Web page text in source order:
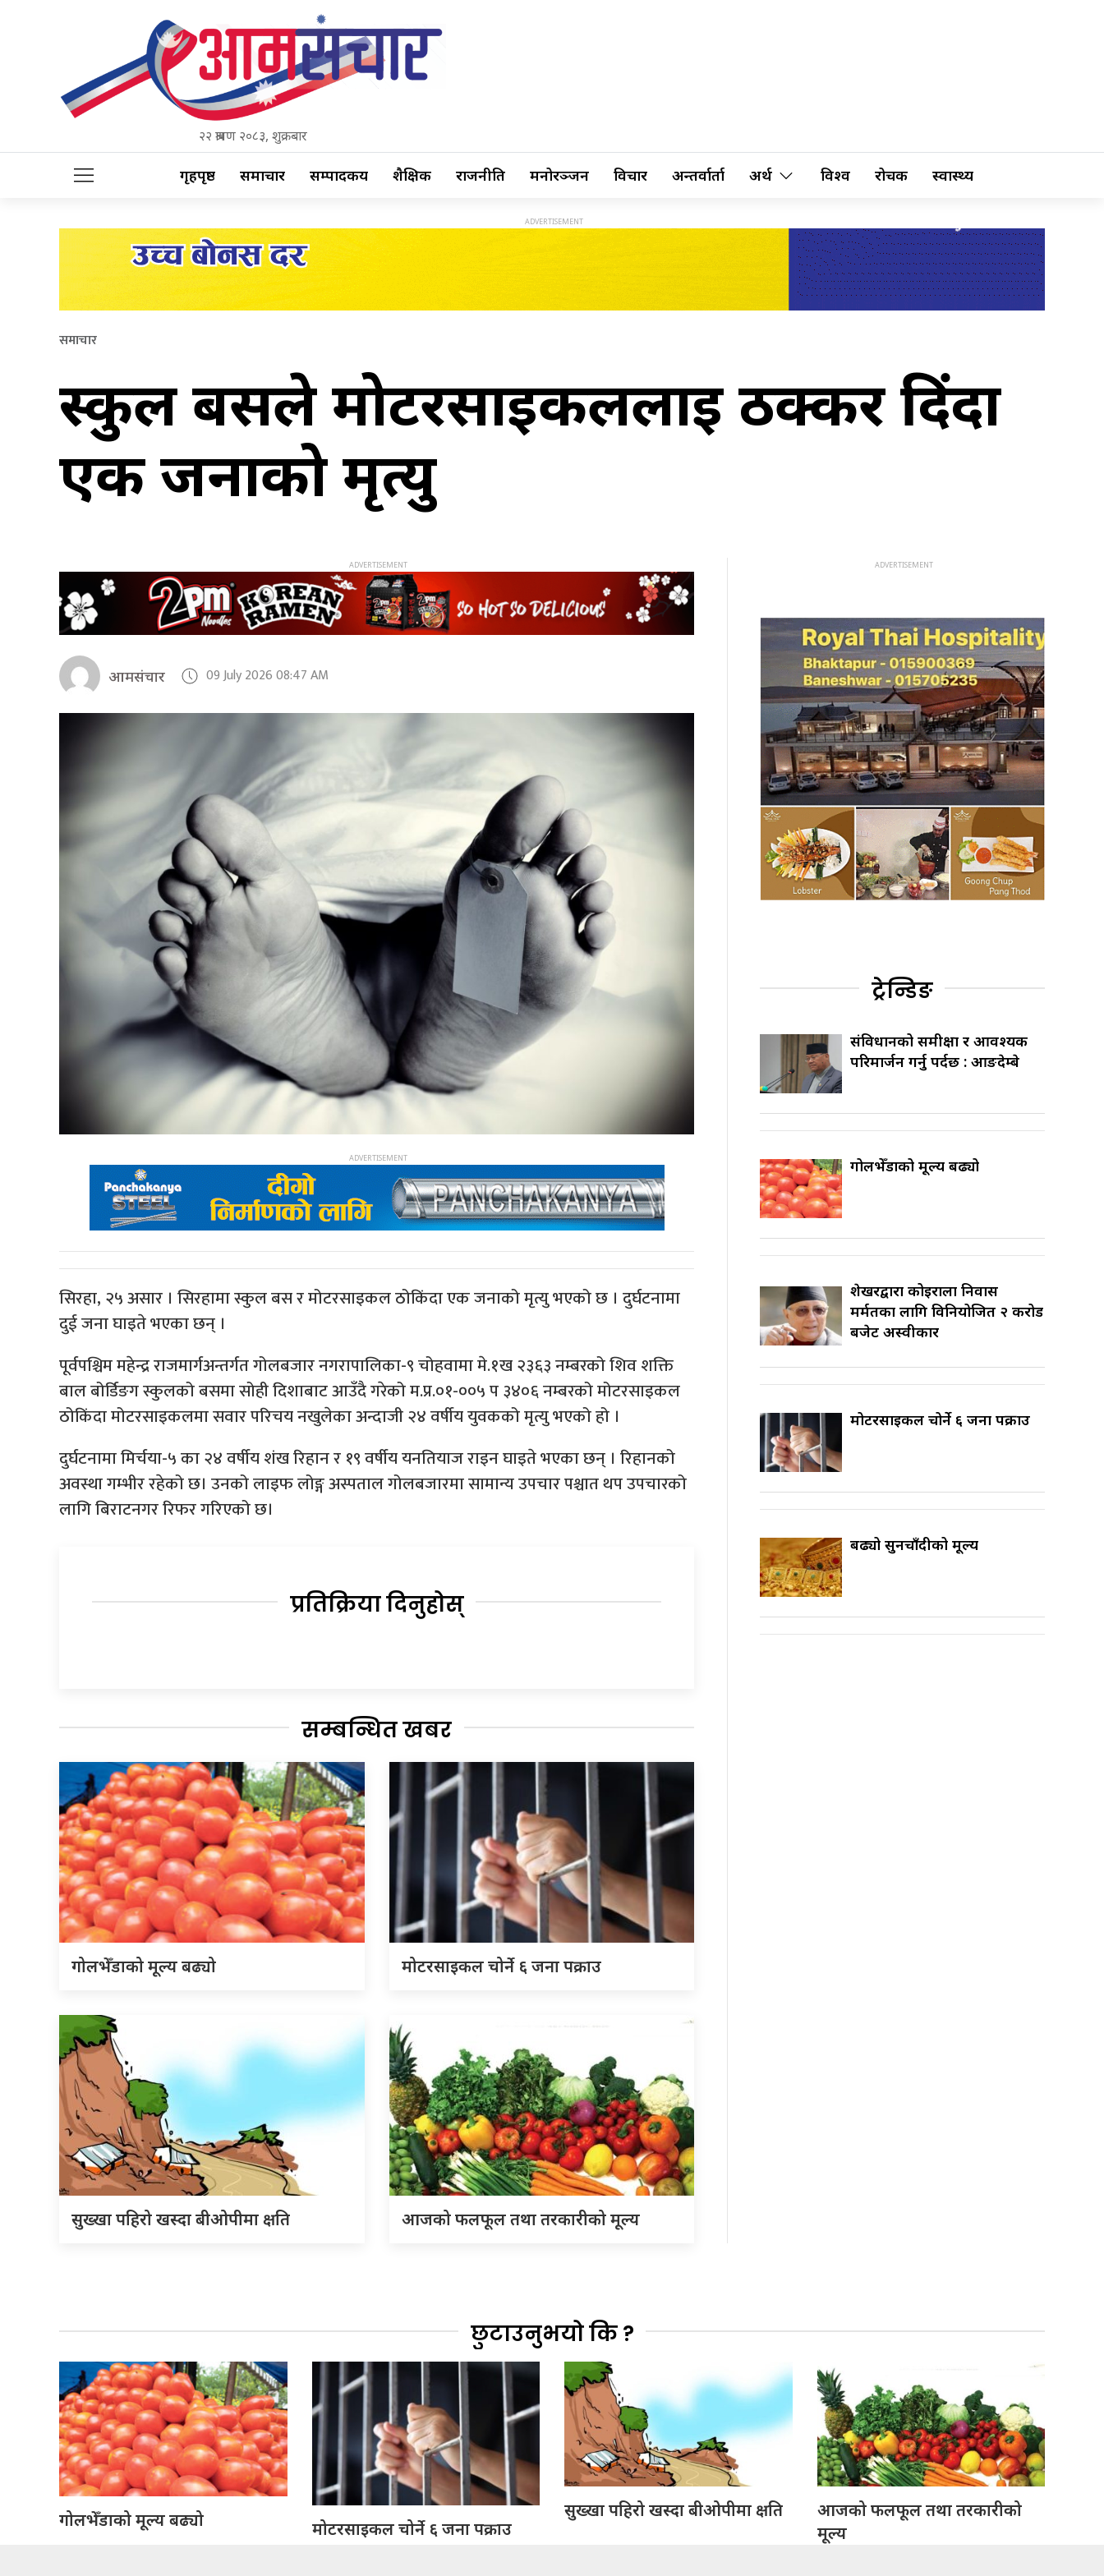
२२ श्रावण २०८३, शुक्रबार
गृहपृष्ठ समाचार सम्पादकीय शैक्षिक राजनीति मनोरञ्जन विचार अन्तर्वार्ता अर्थ विश्व रोचक स्वास्थ्य
समाचार
स्कुल बसले मोटरसाइकललाई ठक्कर दिंदा
एक जनाको मृत्यु
आमसंचार 09 July 2026 08:47 AM
सिरहा, २५ असार । सिरहामा स्कुल बस र मोटरसाइकल ठोकिंदा एक जनाको मृत्यु भएको छ । दुर्घटनामा
दुई जना घाइते भएका छन् ।
पूर्वपश्चिम महेन्द्र राजमार्गअन्तर्गत गोलबजार नगरापालिका-९ चोहवामा मे.१ख २३६३ नम्बरको शिव शक्ति
बाल बोर्डिङग स्कुलको बसमा सोही दिशाबाट आउँदै गरेको म.प्र.०१-००५ प ३४०६ नम्बरको मोटरसाइकल
ठोकिंदा मोटरसाइकलमा सवार परिचय नखुलेका अन्दाजी २४ वर्षीय युवकको मृत्यु भएको हो ।
दुर्घटनामा मिर्चया-५ का २४ वर्षीय शंख रिहान र १९ वर्षीय यनतियाज राइन घाइते भएका छन् । रिहानको
अवस्था गम्भीर रहेको छ। उनको लाइफ लोङ्ग अस्पताल गोलबजारमा सामान्य उपचार पश्चात थप उपचारको
लागि बिराटनगर रिफर गरिएको छ।
प्रतिक्रिया दिनुहोस्
सम्बन्धित खबर
गोलभेँडाको मूल्य बढ्यो मोटरसाइकल चोर्ने ६ जना पक्राउ
सुख्खा पहिरो खस्दा बीओपीमा क्षति आजको फलफूल तथा तरकारीको मूल्य
ट्रेन्डिङ
संविधानको समीक्षा र आवश्यक
परिमार्जन गर्नु पर्दछ : आङदेम्बे
गोलभेँडाको मूल्य बढ्यो
शेखरद्वारा कोइराला निवास
मर्मतका लागि विनियोजित २ करोड
बजेट अस्वीकार
मोटरसाइकल चोर्ने ६ जना पक्राउ
बढ्यो सुनचाँदीको मूल्य
छुटाउनुभयो कि ?
गोलभेँडाको मूल्य बढ्यो मोटरसाइकल चोर्ने ६ जना पक्राउ
सुख्खा पहिरो खस्दा बीओपीमा क्षति
आजको फलफूल तथा तरकारीको
मूल्य